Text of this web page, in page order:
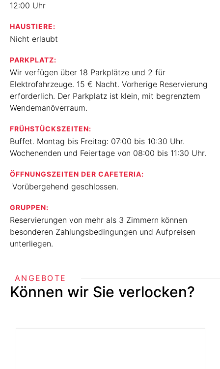
12:00 Uhr
HAUSTIERE:
Nicht erlaubt
PARKPLATZ:
Wir verfügen über 18 Parkplätze und 2 für
Elektrofahrzeuge. 15 € Nacht. Vorherige Reservierung
erforderlich. Der Parkplatz ist klein, mit begrenztem
Wendemanöverraum.
FRÜHSTÜCKSZEITEN:
Buffet. Montag bis Freitag: 07:00 bis 10:30 Uhr.
Wochenenden und Feiertage von 08:00 bis 11:30 Uhr.
ÖFFNUNGSZEITEN DER CAFETERIA:
Vorübergehend geschlossen.
GRUPPEN:
Reservierungen von mehr als 3 Zimmern können
besonderen Zahlungsbedingungen und Aufpreisen
unterliegen.
ANGEBOTE
Können wir Sie verlocken?